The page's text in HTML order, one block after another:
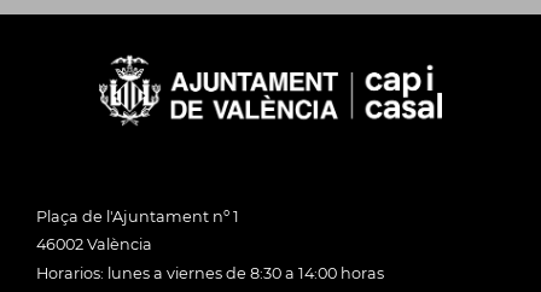
Plaça de l'Ajuntament nº 1
46002 València
Horarios: lunes a viernes de 8:30 a 14:00 horas